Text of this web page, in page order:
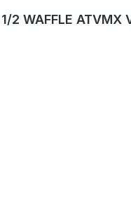
2 WAFFLE ATVMX